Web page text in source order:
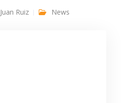
Juan Ruiz News